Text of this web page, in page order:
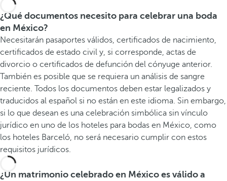
¿Qué documentos necesito para celebrar una boda
en México?
Necesitarán pasaportes válidos, certificados de nacimiento,
certificados de estado civil y, si corresponde, actas de
divorcio o certificados de defunción del cónyuge anterior.
También es posible que se requiera un análisis de sangre
reciente. Todos los documentos deben estar legalizados y
traducidos al español si no están en este idioma. Sin embargo,
si lo que desean es una celebración simbólica sin vínculo
jurídico en uno de los hoteles para bodas en México, como
los hoteles Barceló, no será necesario cumplir con estos
requisitos jurídicos.
¿Un matrimonio celebrado en México es válido a